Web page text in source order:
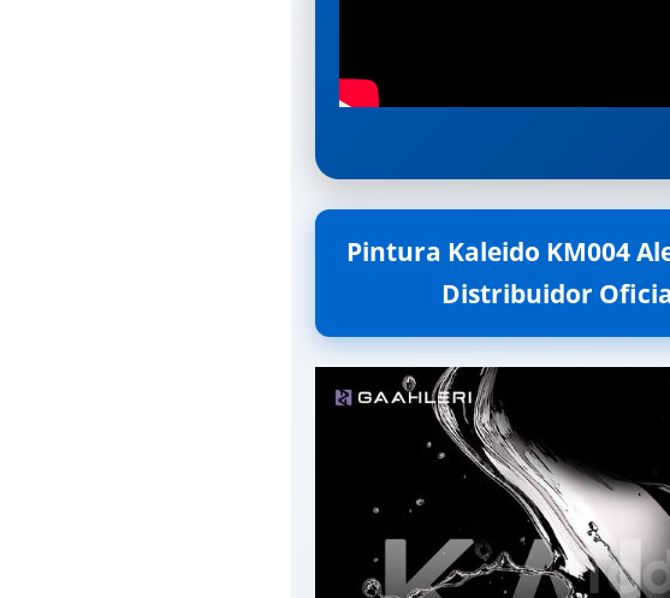
Pintura Kaleido KM004
Distribuidor